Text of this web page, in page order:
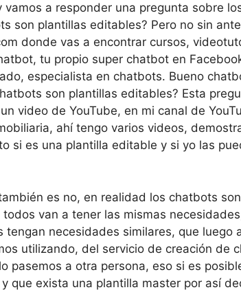
vamos a responder una pregunta sobre
son plantillas editables? Pero no sin
donde vas a encontrar cursos,
tu propio super chatbot en
especialista en chatbots. Bueno
son plantillas editables? Esta
video de YouTube, en mi canal de
ahí tengo varios videos,
si es una plantilla editable y si yo las
es no, en realidad los chatbots
van a tener las mismas
tengan necesidades similares, que luego
utilizando, del servicio de creación de
pasemos a otra persona, eso si es
que exista una plantilla master por así